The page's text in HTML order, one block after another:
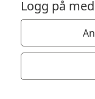
Logg på